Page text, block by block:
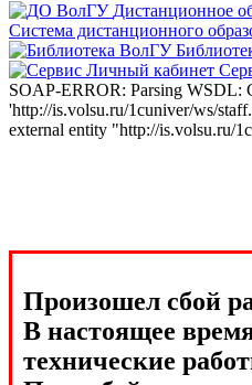
Дистанционное
Система дистанционного
SOAP-ERROR: Parsing WSDL:
'http://is.volsu.ru/1cuniver/ws/
external entity "http://is.volsu.ru/
Произошел сбой
В настоящее
технические